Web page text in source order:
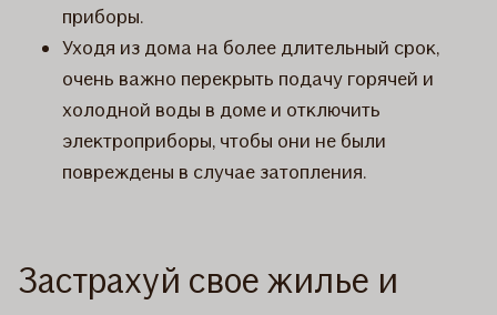
приборы.
Уходя из дома на более длительный срок,
очень важно перекрыть подачу горячей и
холодной воды в доме и отключить
электроприборы, чтобы они не были
повреждены в случае затопления.
Застрахуй свое жилье и